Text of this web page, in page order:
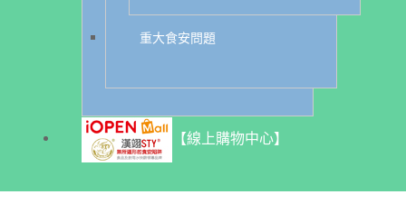
重大食安問題
【線上購物中心】